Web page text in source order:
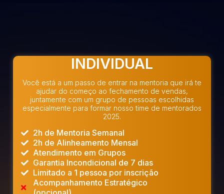
INDIVIDUAL
Você está a um passo de entrar na mentoria que irá te
ajudar do começo ao fechamento de vendas,
juntamente com um grupo de pessoas escolhidas
especialmente para formar nosso time de mentorados
2025.
2h de Mentoria Semanal
2h de Alinheamento Mensal
Atendimento em Grupos
Garantia Incondicional de 7 dias
Limitado a 1 pessoa por inscrição
Acompanhamento Estratégico